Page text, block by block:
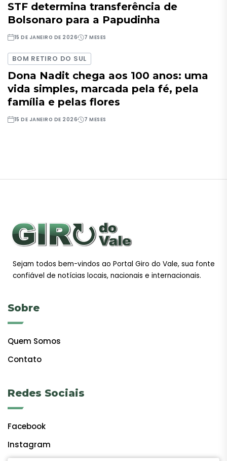
STF determina transferência de
Bolsonaro para a Papudinha
15 DE JANEIRO DE 2026 7 MESES
BOM RETIRO DO SUL
Dona Nadit chega aos 100 anos: uma
vida simples, marcada pela fé, pela
família e pelas flores
15 DE JANEIRO DE 2026 7 MESES
Sejam todos bem-vindos ao Portal Giro do Vale, sua fonte
confiável de notícias locais, nacionais e internacionais.
Sobre
Quem Somos
Contato
Redes Sociais
Facebook
Instagram